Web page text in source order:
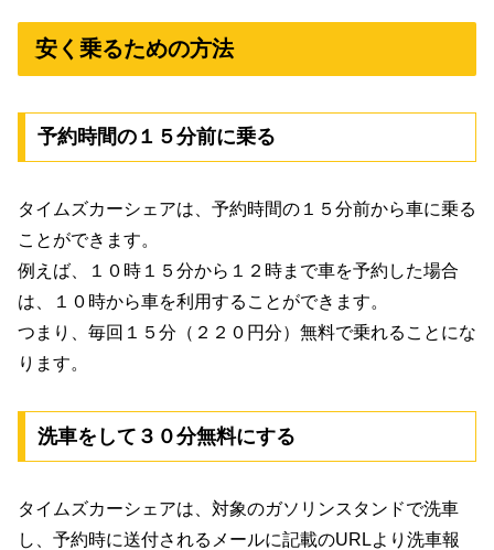
安く乗るための方法
予約時間の１５分前に乗る
タイムズカーシェアは、予約時間の１５分前から車に乗る
ことができます。
例えば、１０時１５分から１２時まで車を予約した場合
は、１０時から車を利用することができます。
つまり、毎回１５分（２２０円分）無料で乗れることにな
ります。
洗車をして３０分無料にする
タイムズカーシェアは、対象のガソリンスタンドで洗車
し、予約時に送付されるメールに記載のURLより洗車報